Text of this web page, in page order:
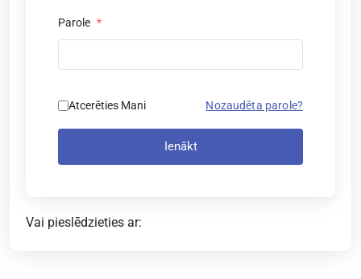
Parole *
Atcerēties Mani Nozaudēta parole?
Ienākt
Vai pieslēdzieties ar: